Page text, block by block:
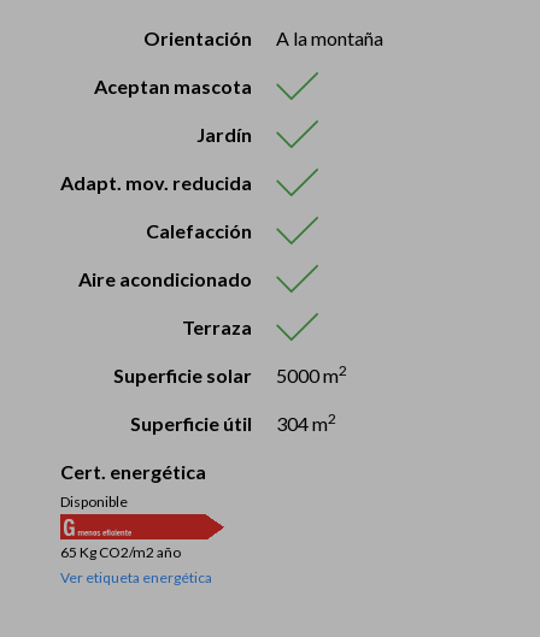
Orientación A la montaña
Aceptan mascota
Jardín
Adapt. mov. reducida
Calefacción
Aire acondicionado
Terraza
Superficie solar 5000 m2
Superficie útil 304 m2
Cert. energética
Disponible
65 Kg CO2/m2 año
Ver etiqueta energética